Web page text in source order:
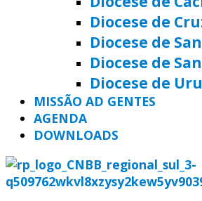
Diocese de
Diocese de
Diocese de
Diocese de
MISSÃO AD GENTES
AGENDA
DOWNLOADS